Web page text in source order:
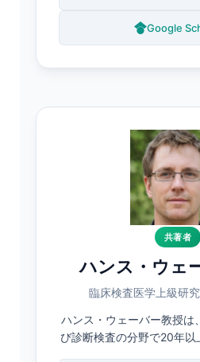
文を多数発表しています
Google
共著者
ハンス・ウェ
臨床検査医学上級研
ハンス・ウェーバー教授は
び診断検査の分野で20年以